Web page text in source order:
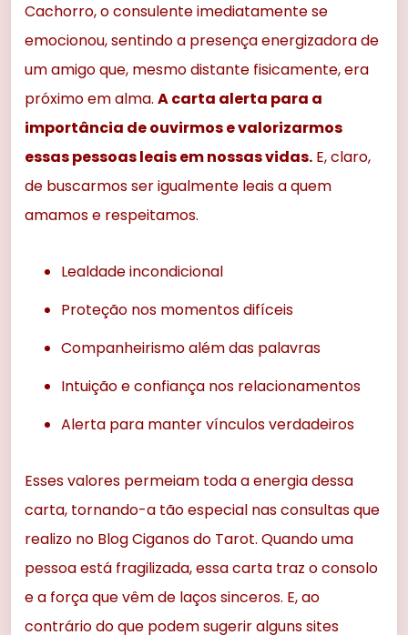
Cachorro, o consulente imediatamente se
emocionou, sentindo a presença energizadora de
um amigo que, mesmo distante fisicamente, era
próximo em alma. A carta alerta para a
importância de ouvirmos e valorizarmos
essas pessoas leais em nossas vidas. E, claro,
de buscarmos ser igualmente leais a quem
amamos e respeitamos.
Lealdade incondicional
Proteção nos momentos difíceis
Companheirismo além das palavras
Intuição e confiança nos relacionamentos
Alerta para manter vínculos verdadeiros
Esses valores permeiam toda a energia dessa
carta, tornando-a tão especial nas consultas que
realizo no Blog Ciganos do Tarot. Quando uma
pessoa está fragilizada, essa carta traz o consolo
e a força que vêm de laços sinceros. E, ao
contrário do que podem sugerir alguns sites